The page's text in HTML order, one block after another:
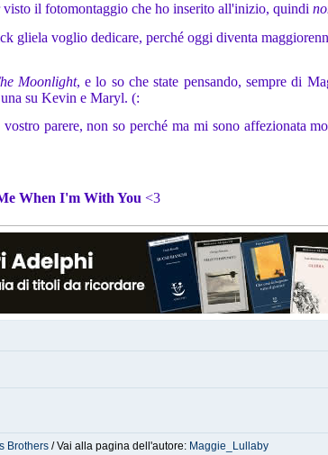
visto il fotomontaggio che ho inserito all'inizio, quindi
gliela voglio dedicare, perché oggi diventa
Moonlight, e lo so che state pensando, sempre di
su Kevin e Maryl. (:
parere, non so perché ma mi sono affezionata
When I'm With You <3
Brothers / Vai alla pagina dell'autore: Maggie_Lullaby